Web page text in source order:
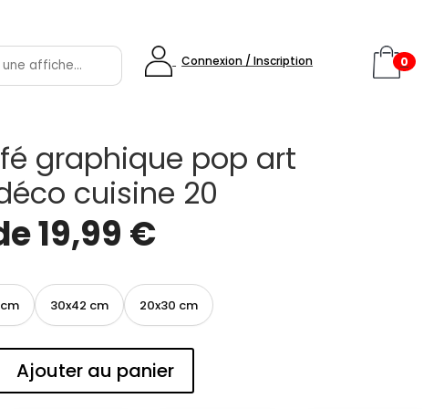
Connexion / Inscription 0
graphique pop art
cuisine 20
19,99 €
30x42 cm 20x30 cm
Ajouter au panier